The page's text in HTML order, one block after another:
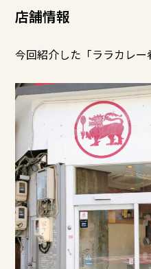
店舗情報
今回紹介した「ララカレー